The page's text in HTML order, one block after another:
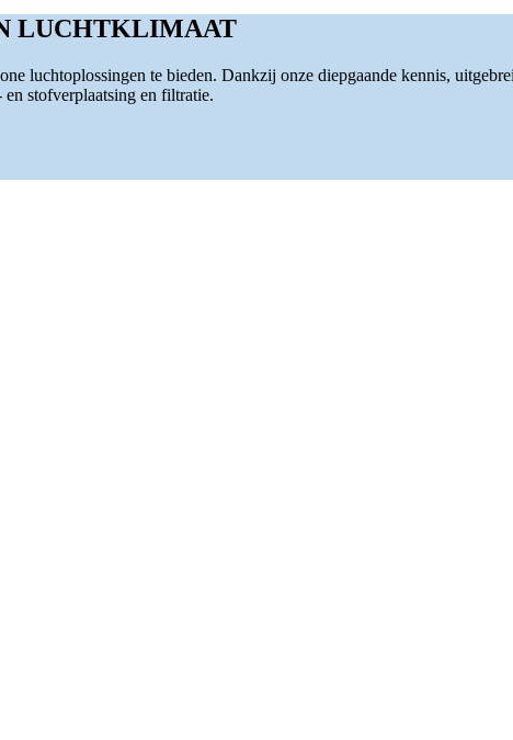
LUCHTKLIMAAT
luchtoplossingen te bieden. Dankzij onze diepgaande kennis,
stofverplaatsing en filtratie.